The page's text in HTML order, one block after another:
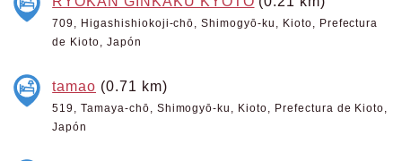
709, Higashishiokoji-chō, Shimogyō-ku, Kioto, Prefectura
de Kioto, Japón
tamao (0.71 km)
519, Tamaya-chō, Shimogyō-ku, Kioto, Prefectura de Kioto,
Japón